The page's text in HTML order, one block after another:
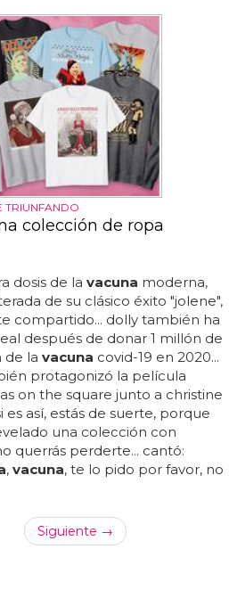
TRIUNFANDO
colección de ropa
dosis de la vacuna moderna,
de su clásico éxito "jolene",
compartido... dolly también ha
después de donar 1 millón de
de la vacuna covid-19 en 2020...
protagonizó la película
on the square junto a christine
es así, estás de suerte, porque
una colección con
querrás perderte... cantó:
, vacuna, te lo pido por favor, no
Siguiente →